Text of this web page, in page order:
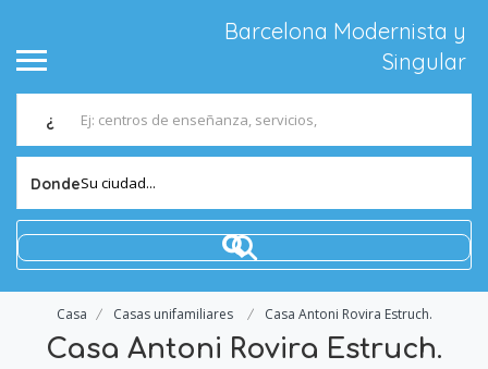
Barcelona Modernista y
Singular
¿
DondeSu ciudad...
Casa Casas unifamiliares Casa Antoni Rovira Estruch.
Casa Antoni Rovira Estruch.